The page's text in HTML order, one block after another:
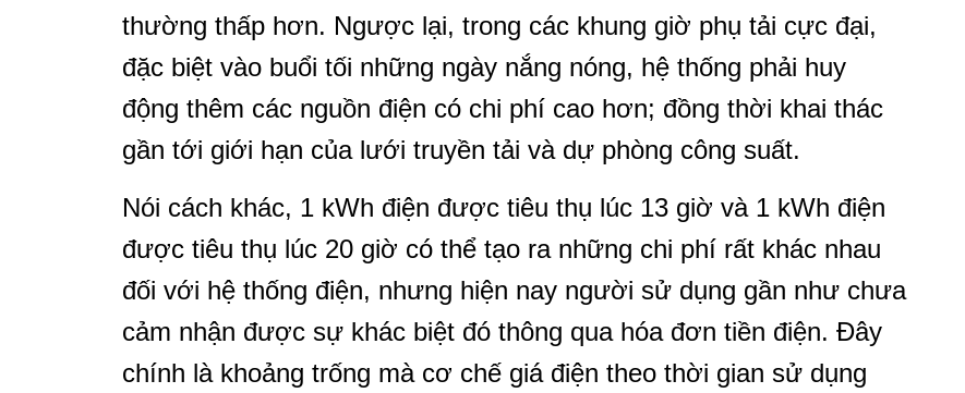
thường thấp hơn. Ngược lại, trong các khung giờ phụ tải cực đại,
đặc biệt vào buổi tối những ngày nắng nóng, hệ thống phải huy
động thêm các nguồn điện có chi phí cao hơn; đồng thời khai thác
gần tới giới hạn của lưới truyền tải và dự phòng công suất.
Nói cách khác, 1 kWh điện được tiêu thụ lúc 13 giờ và 1 kWh điện
được tiêu thụ lúc 20 giờ có thể tạo ra những chi phí rất khác nhau
đối với hệ thống điện, nhưng hiện nay người sử dụng gần như chưa
cảm nhận được sự khác biệt đó thông qua hóa đơn tiền điện. Đây
chính là khoảng trống mà cơ chế giá điện theo thời gian sử dụng